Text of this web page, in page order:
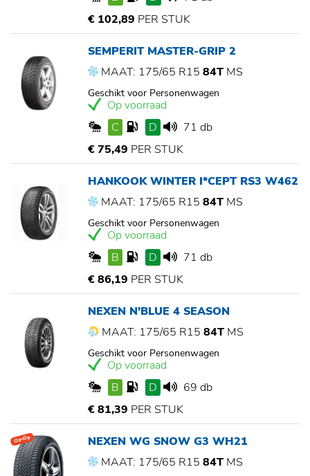
€ 102,89 PER STUK
SEMPERIT MASTER-GRIP 2
MAAT: 175/65 R15 84T MS
Geschikt voor Personenwagen
Op voorraad
C
D
71 db
€ 75,49 PER STUK
HANKOOK WINTER I*CEPT RS3 W462
MAAT: 175/65 R15 84T MS
Geschikt voor Personenwagen
Op voorraad
B
D
71 db
€ 86,19 PER STUK
NEXEN N'BLUE 4 SEASON
MAAT: 175/65 R15 84T MS
Geschikt voor Personenwagen
Op voorraad
B
D
69 db
€ 81,39 PER STUK
Op=Op
NEXEN WG SNOW G3 WH21
MAAT: 175/65 R15 84T MS